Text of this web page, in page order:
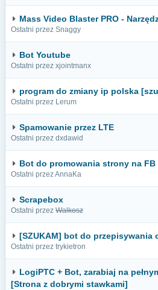
Mass Video Blaster PRO -
Ostatni przez Snaggy
Bot Youtube
Ostatni przez xjointmanx
program do zmiany ip polska
Ostatni przez Lerum
Spamowanie przez LTE
Ostatni przez dxdawid
Bot do promowania strony na FB
Ostatni przez AnnaKa
Scrapebox
Ostatni przez Walkosz
[SZUKAM] bot do przepisywania
Ostatni przez trykietron
LogiPTC + Bot, zarabiaj na
[Strona z dobrymi stawkami]